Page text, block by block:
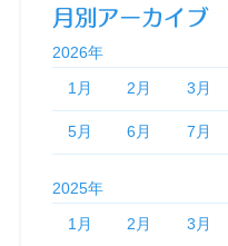
2026年
1月
2月 3月
5月 6月 7月
2025年
1月
2月 3月